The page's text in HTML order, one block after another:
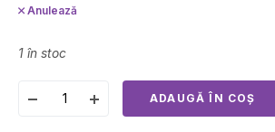
Anulează
1 în stoc
ADAUGĂ ÎN COȘ